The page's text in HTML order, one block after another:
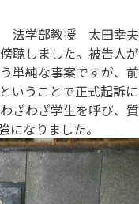
法学部教授 太田幸夫
聴しました。被告人が
単純な事案ですが、前
いうことで正式起訴に
ざわざ学生を呼び、質
になりました。